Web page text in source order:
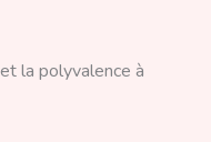
la polyvalence à